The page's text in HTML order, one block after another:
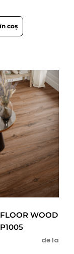
coș
WOOD
P1005
de la